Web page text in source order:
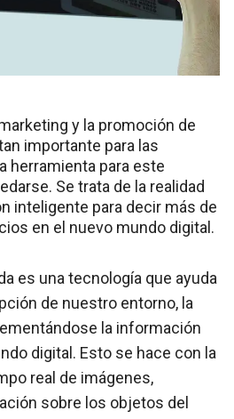
y la promoción de
importante para las
herramienta para este
Se trata de la realidad
inteligente para decir más de
en el nuevo mundo digital.
es una tecnología que ayuda
de nuestro entorno, la
la información
digital. Esto se hace con la
real de imágenes,
sobre los objetos del